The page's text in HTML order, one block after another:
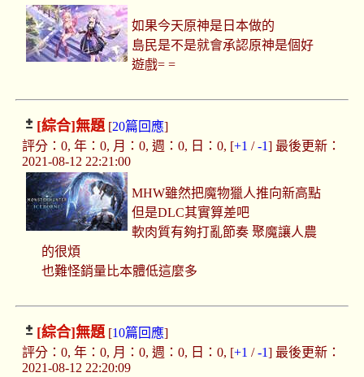
如果今天原神是日本做的
島民是不是就會承認原神是個好
遊戲= =
[綜合]無題[20篇回應]
評分：0, 年：0, 月：0, 週：0, 日：0, [+1 /-1] 最後更新：
2021-08-12 22:21:00
MHW雖然把魔物獵人推向新高點
但是DLC其實算差吧
軟肉質有夠打亂節奏 聚魔讓人農
的很煩
也難怪銷量比本體低這麼多
[綜合]無題[10篇回應]
評分：0, 年：0, 月：0, 週：0, 日：0, [+1 /-1] 最後更新：
2021-08-12 22:20:09